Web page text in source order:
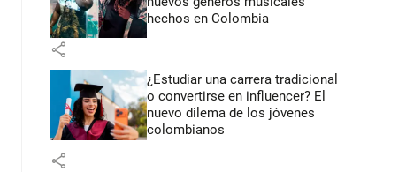
hechos en Colombia
share
¿Estudiar una carrera tradicional
o convertirse en influencer? El
nuevo dilema de los jóvenes
colombianos
share